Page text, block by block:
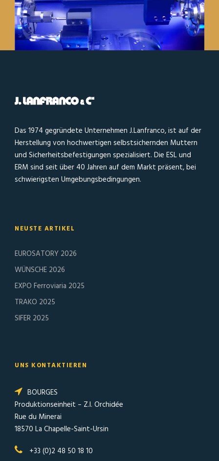
Das 1974 gegründete Unternehmen J.Lanfranco, ist auf der
Herstellung von hochwertigen selbstsichernden Muttern
und Sicherheitsbefestigungen spezialisiert. Die ESL und
ERM sind seit über 40 Jahren auf dem Markt präsent, bei
schwierigsten Umgebungsbedingungen.
NEUSTE ARTIKEL
EUROSATORY 2026
WÜNSCHE 2026
EXPO Ferroviaria 2025
TRAKO 2025
SIFER 2025
UNS KONTAKTIEREN
BOURGES
Produktionseinheit – Z.I. Orchidée
Rue du Minerai
18570 La Chapelle-Saint-Ursin
+33 (0)2 48 50 18 10